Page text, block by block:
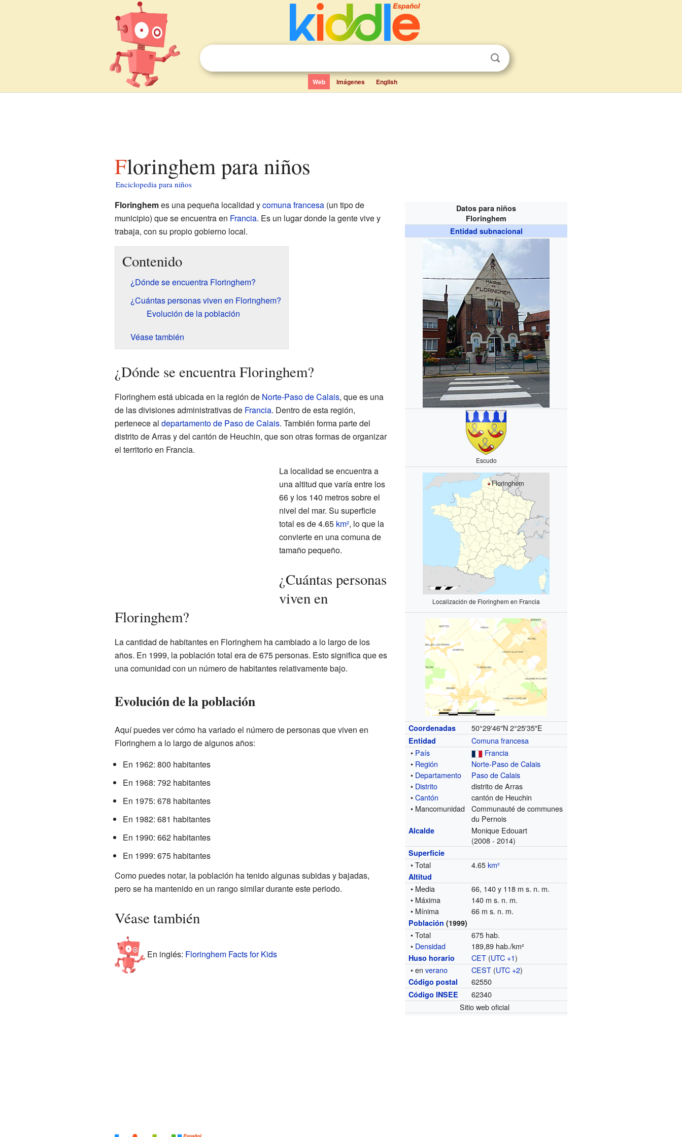
Web Imágenes English
Floringhem para niños
Enciclopedia para niños
Datos para niños
Floringhem
Entidad subnacional
Escudo
Floringhem
Localización de Floringhem en Francia
Coordenadas 50°29′46″N 2°25′35″E
Entidad
Comuna francesa
• País
Francia
• Región
Norte-Paso de Calais
• Departamento
Paso de Calais
• Distrito
distrito de Arras
•Cantón
cantón de Heuchin
• Mancomunidad
Communauté de communes
du Pernois
Alcalde
Monique Edouart
(2008 - 2014)
Superficie
• Total 4.65km²
Altitud
• Media
66, 140 y 118 m s. n. m.
• Máxima
140 m s. n. m.
• Mínima
66 m s. n. m.
Población (1999)
• Total
675 hab.
• Densidad 189,89 hab./km²
Huso horario CET (UTC +1)
• enverano CEST (UTC +2)
Código postal 62550
Código INSEE
62340
Sitio web oficial
Floringhemes una pequeña localidad ycomuna francesa(un tipo de
municipio) que se encuentra en Francia. Es un lugar donde la gente vive y
trabaja, con su propio gobierno local.
Contenido
¿Dónde se encuentra Floringhem?
¿Cuántas personas viven en Floringhem?
Evolución de la población
Véase también
¿Dónde se encuentra Floringhem?
Floringhem está ubicada en la región de Norte-Paso de Calais, que es una
de las divisiones administrativas de Francia. Dentro de esta región,
pertenece al departamento de Paso de Calais. También forma parte del
distrito de Arras y del cantón de Heuchin, que son otras formas de organizar
el territorio en Francia.
La localidad se encuentra a
una altitud que varía entre los
66 y los 140 metros sobre el
nivel del mar. Su superficie
total es de 4.65 km², lo que la
convierte en una comuna de
tamaño pequeño.
¿Cuántas personas
viven en
Floringhem?
La cantidad de habitantes en Floringhem ha cambiado a lo largo de los
años. En 1999, la población total era de 675 personas. Esto significa que es
una comunidad con un número de habitantes relativamente bajo.
Evolución de la población
Aquí puedes ver cómo ha variado el número de personas que viven en
Floringhem a lo largo de algunos años:
En 1962: 800 habitantes
En 1968: 792 habitantes
En 1975: 678 habitantes
En 1982: 681 habitantes
En 1990: 662 habitantes
En 1999: 675 habitantes
Como puedes notar, la población ha tenido algunas subidas y bajadas,
pero se ha mantenido en un rango similar durante este periodo.
Véase también
En inglés: Floringhem Facts for Kids